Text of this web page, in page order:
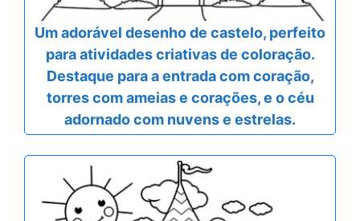
Um adorável desenho de castelo, perfeito
para atividades criativas de coloração.
Destaque para a entrada com coração,
torres com ameias e corações, e o céu
adornado com nuvens e estrelas.